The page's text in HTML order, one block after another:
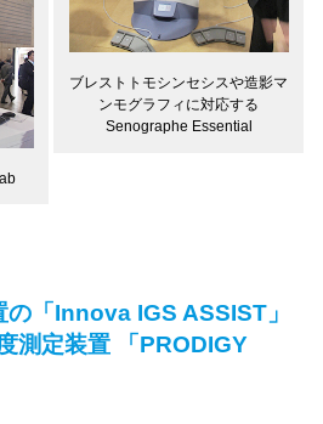
ブレストトモシンセシスや造影マ
ンモグラフィに対応する
Senographe Essential
「Innova IGS ASSIST」
測定装置 「PRODIGY